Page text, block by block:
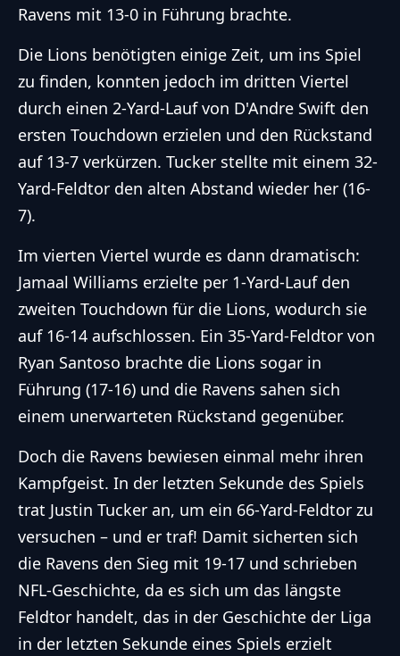
Ravens mit 13-0 in Führung brachte.
Die Lions benötigten einige Zeit, um ins Spiel
zu finden, konnten jedoch im dritten Viertel
durch einen 2-Yard-Lauf von D'Andre Swift den
ersten Touchdown erzielen und den Rückstand
auf 13-7 verkürzen. Tucker stellte mit einem 32-
Yard-Feldtor den alten Abstand wieder her (16-
7).
Im vierten Viertel wurde es dann dramatisch:
Jamaal Williams erzielte per 1-Yard-Lauf den
zweiten Touchdown für die Lions, wodurch sie
auf 16-14 aufschlossen. Ein 35-Yard-Feldtor von
Ryan Santoso brachte die Lions sogar in
Führung (17-16) und die Ravens sahen sich
einem unerwarteten Rückstand gegenüber.
Doch die Ravens bewiesen einmal mehr ihren
Kampfgeist. In der letzten Sekunde des Spiels
trat Justin Tucker an, um ein 66-Yard-Feldtor zu
versuchen – und er traf! Damit sicherten sich
die Ravens den Sieg mit 19-17 und schrieben
NFL-Geschichte, da es sich um das längste
Feldtor handelt, das in der Geschichte der Liga
in der letzten Sekunde eines Spiels erzielt